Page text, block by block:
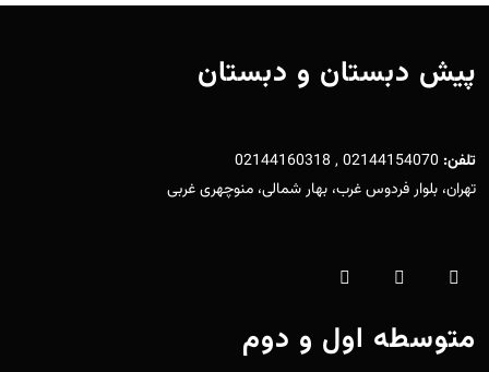
پیش دبستان و دبستان
تلفن: 02144154070 , 02144160318
تهران، بلوار فردوس غرب، بهار شمالی، منوچهری غربی
متوسطه اول و دوم